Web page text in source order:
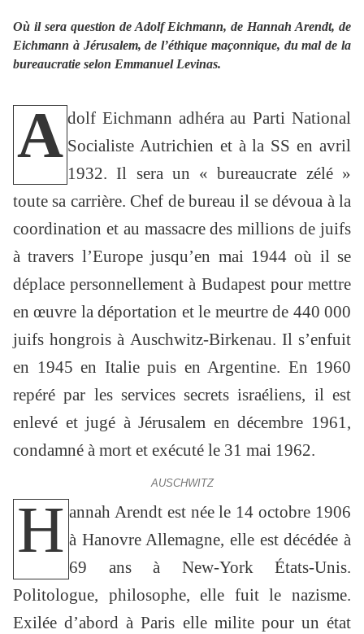
Où il sera question de Adolf Eichmann, de Hannah Arendt, de
Eichmann à Jérusalem, de l’éthique maçonnique, du mal de la
bureaucratie selon Emmanuel Levinas.
A dolf Eichmann adhéra au Parti National
Socialiste Autrichien et à la SS en avril
1932. Il sera un « bureaucrate zélé »
toute sa carrière. Chef de bureau il se dévoua à la
coordination et au massacre des millions de juifs
à travers l’Europe jusqu’en mai 1944 où il se
déplace personnellement à Budapest pour mettre
en œuvre la déportation et le meurtre de 440 000
juifs hongrois à Auschwitz-Birkenau. Il s’enfuit
en 1945 en Italie puis en Argentine. En 1960
repéré par les services secrets israéliens, il est
enlevé et jugé à Jérusalem en décembre 1961,
condamné à mort et exécuté le 31 mai 1962.
AUSCHWITZ
H annah Arendt est née le 14 octobre 1906
à Hanovre Allemagne, elle est décédée à
69 ans à New-York États-Unis.
Politologue, philosophe, elle fuit le nazisme.
Exilée d’abord à Paris elle milite pour un état